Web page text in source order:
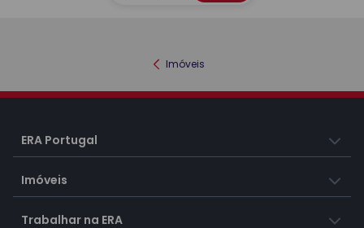
Imóveis
ERA Portugal
Imóveis
Trabalhar na ERA